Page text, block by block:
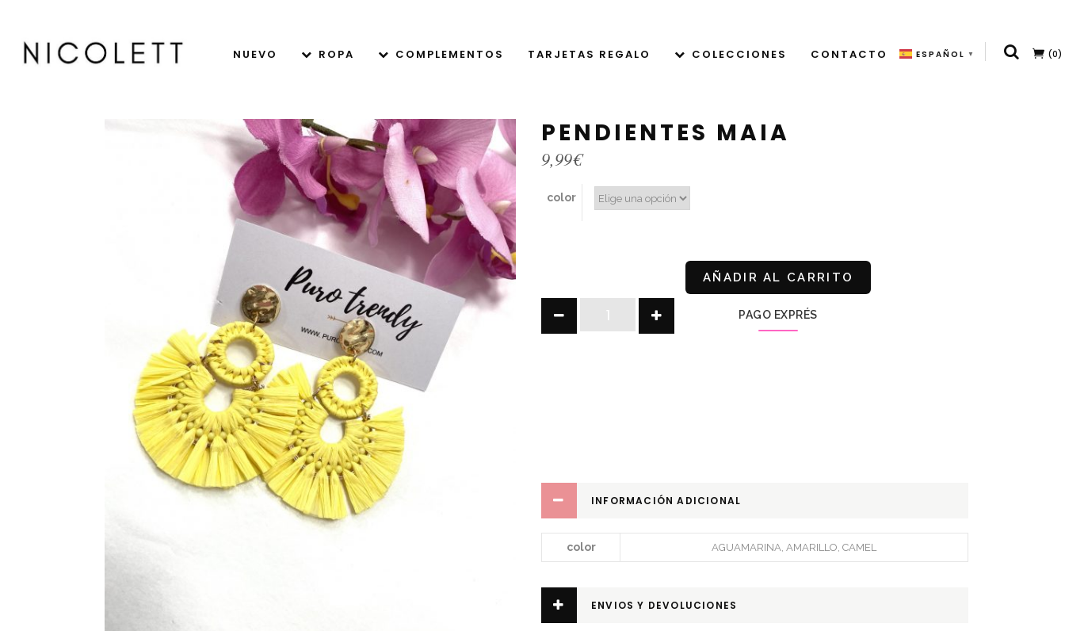
NUEVO ROPA COMPLEMENTOS TARJETAS REGALO COLECCIONES CONTACTO ESPAÑOL ▼ (0)
PENDIENTES MAIA
9,99€
color
AÑADIR AL CARRITO
PAGO EXPRÉS
INFORMACIÓN ADICIONAL
color AGUAMARINA, AMARILLO, CAMEL
ENVIOS Y DEVOLUCIONES